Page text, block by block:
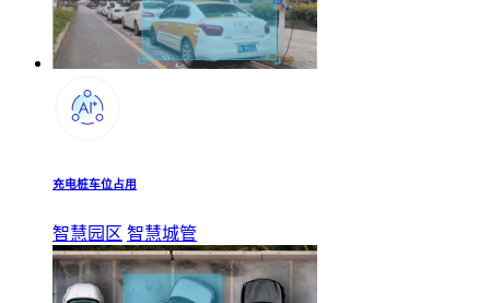
充电桩车位占用
智慧园区 智慧城管